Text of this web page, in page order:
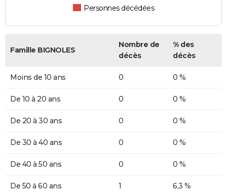
Personnes décédées
Famille BIGNOLES
Nombre de
décès
% des
décès
Moins de 10 ans 0 0 %
De 10 à 20 ans 0 0 %
De 20 à 30 ans 0 0 %
De 30 à 40 ans 0 0 %
De 40 à 50 ans 0 0 %
De 50 à 60 ans 1 6,3 %